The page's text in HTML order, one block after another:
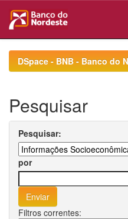
navigationDSpace - BNB - Banco do
Pesquisar
Pesquisar:
por
Filtros correntes: